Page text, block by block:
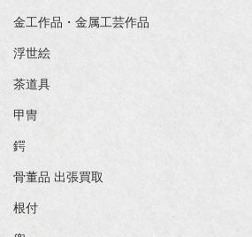
金工作品・金属工芸作品
浮世絵
茶道具
甲冑
鍔
骨董品 出張買取
根付